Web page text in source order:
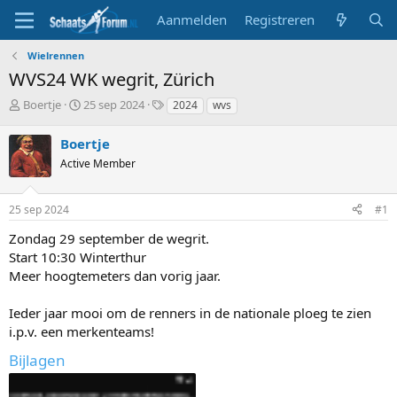
Aanmelden Registreren
Wielrennen
WVS24 WK wegrit, Zürich
T
p
i
c
t
a
t
e
r
Boertje
S
r
t
a
m
25 sep 2024
T2024 wvs
Boertje
Active Member
25 sep 2024 #1
Zondag 29 september de wegrit.
Start 10:30 Winterthur
Meer hoogtemeters dan vorig jaar.
Ieder jaar mooi om de renners in de nationale ploeg te zien
i.p.v. een merkenteams!
Bijlagen